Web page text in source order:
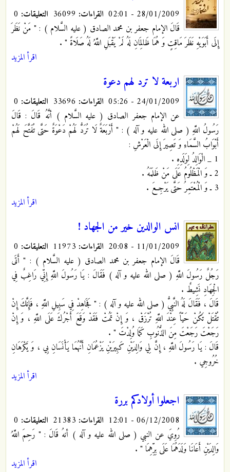
28/01/2009 - 02:01 القراءات: التعليقات:
قَالَ الإمام جعفر بن محمد الصادق ( عليه السَّلام ) : " مَنْ نَظَرَ
إِلَى أَبَوَيْهِ نَظَرَ مَاقِتٍ وَ هُمَا ظَالِمَانِ لَهُ لَمْ يَقْبَلِ اللَّهُ لَهُ صَلَاةً " .
اقرأ المزيد
اربعة لا ترد لهم دعوة
24/01/2009 - 05:26 القراءات: التعليقات:
عن الإمام جعفر الصادق ( عليه السَّلام ) أنَّهُ قَالَ : قَالَ
رَسُولُ اللَّهِ ( صلى الله عليه و آله ) : " أَرْبَعَةٌ لَا تُرَدُّ لَهُمْ دَعْوَةٌ حَتَّى تُفَتَّحَ لَهُمْ
أَبْوَابُ السَّمَاءِ وَ تَصِيرَ إِلَى الْعَرْشِ :
1 _ الْوَالِدُ لِوَلَدِهِ .
2 ـ وَ الْمَظْلُومُ عَلَى مَنْ ظَلَمَهُ .
3 ـ وَ الْمُعْتَمِرُ حَتَّى يَرْجِعَ .
اقرأ المزيد
انس الوالدين خير من الجهاد !
11/01/2009 - 20:08 القراءات: التعليقات:
قَالَ الإمام جعفر بن محمد الصادق ( عليه السَّلام ) : " أَتَى
رَجُلٌ رَسُولَ اللَّهِ ( صلى الله عليه و آله ) فَقَالَ : يَا رَسُولَ اللَّهِ إِنِّي رَاغِبٌ فِي
الْجِهَادِ نَشِيطٌ .
قَالَ ، فَقَالَ لَهُ النَّبِيُّ ( صلى الله عليه و آله ) : " فَجَاهِدْ فِي سَبِيلِ اللَّهِ ، فَإِنَّكَ إِنْ
تُقْتَلْ تَكُنْ حَيّاً عِنْدَ اللَّهِ تُرْزَقْ ، وَ إِنْ تَمُتْ فَقَدْ وَقَعَ أَجْرُكَ عَلَى اللَّهِ ، وَ إِنْ
رَجَعْتَ رَجَعْتَ مِنَ الذُّنُوبِ كَمَا وُلِدْتَ " .
قَالَ : يَا رَسُولَ اللَّهِ ، إِنَّ لِي وَالِدَيْنِ كَبِيرَيْنِ يَزْعُمَانِ أَنَّهُمَا يَأْنَسَانِ بِي ، وَ يَكْرَهَانِ
خُرُوجِي .
اقرأ المزيد
اجعلوا أولادكم بررة
06/12/2008 - 12:01 القراءات: التعليقات:
رُوِيَ عن النبي ( صلى الله عليه و آله ) أنهُ قَالَ : " رَحِمَ اللَّهُ
وَالِدَيْنِ أَعَانَا وَلَدَهُمَا عَلَى بِرِّهِمَا " .
اقرأ المزيد